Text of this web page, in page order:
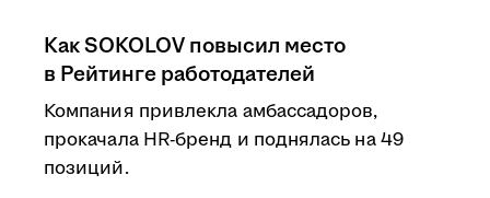
Как SOKOLOV повысил место
в Рейтинге работодателей
Компания привлекла амбассадоров,
прокачала HR-бренд и поднялась на 49
позиций.